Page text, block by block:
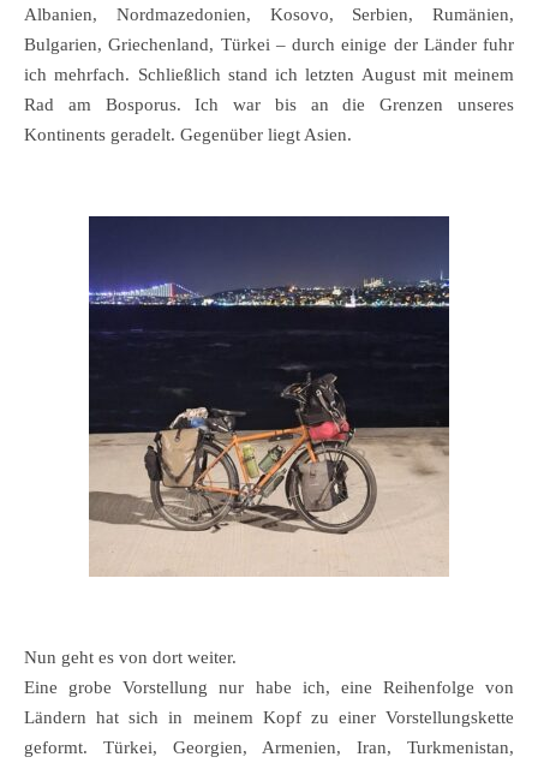
Albanien, Nordmazedonien, Kosovo, Serbien, Rumänien,
Bulgarien, Griechenland, Türkei – durch einige der Länder fuhr
ich mehrfach. Schließlich stand ich letzten August mit meinem
Rad am Bosporus. Ich war bis an die Grenzen unseres
Kontinents geradelt. Gegenüber liegt Asien.
Nun geht es von dort weiter.
Eine grobe Vorstellung nur habe ich, eine Reihenfolge von
Ländern hat sich in meinem Kopf zu einer Vorstellungskette
geformt. Türkei, Georgien, Armenien, Iran, Turkmenistan,